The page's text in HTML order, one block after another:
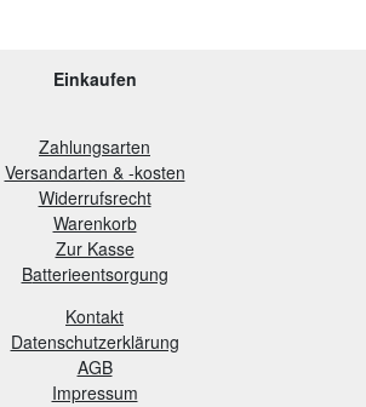
Einkaufen
Zahlungsarten
Versandarten & -kosten
Widerrufsrecht
Warenkorb
Zur Kasse
Batterieentsorgung
Kontakt
Datenschutzerklärung
AGB
Impressum